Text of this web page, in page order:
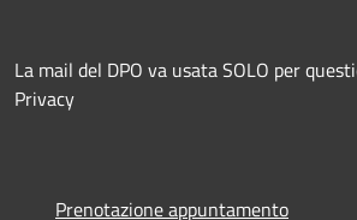
La mail del DPO va usata SOLO per
Privacy
Prenotazione appuntamento